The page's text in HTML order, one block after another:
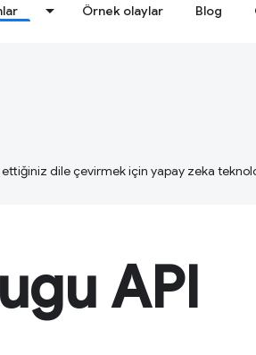
Örnek olaylar Blog
dile çevirmek için yapay zeka
API